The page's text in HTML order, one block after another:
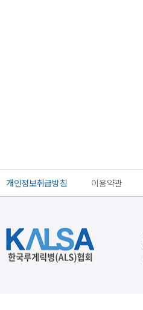
개인정보취급방침 이용약관